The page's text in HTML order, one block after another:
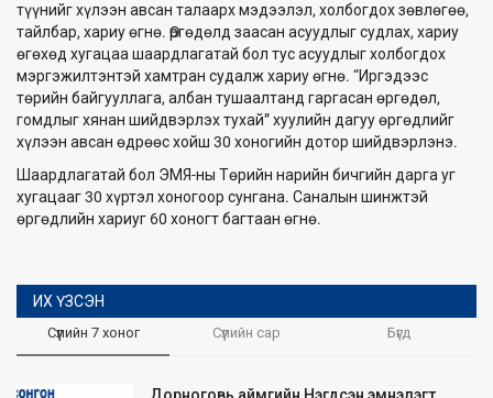
түүнийг хүлээн авсан талаарх мэдээлэл, холбогдох зөвлөгөө,
тайлбар, хариу өгнө. Өргөдөлд заасан асуудлыг судлах, хариу
өгөхөд хугацаа шаардлагатай бол тус асуудлыг холбогдох
мэргэжилтэнтэй хамтран судалж хариу өгнө. “Иргэдээс
төрийн байгууллага, албан тушаалтанд гаргасан өргөдөл,
гомдлыг хянан шийдвэрлэх тухай” хуулийн дагуу өргөдлийг
хүлээн авсан өдрөөс хойш 30 хоногийн дотор шийдвэрлэнэ.
Шаардлагатай бол ЭМЯ-ны Төрийн нарийн бичгийн дарга уг
хугацааг 30 хүртэл хоногоор сунгана. Саналын шинжтэй
өргөдлийн хариуг 60 хоногт багтаан өгнө.
ИХ ҮЗСЭН
Сүүлийн 7 хоног Сүүлийн сар Бүгд
Дорноговь аймгийн Нэгдсэн эмнэлэгт